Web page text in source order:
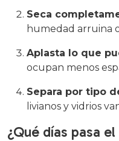
Seca
humedad arruina
Aplasta lo que
ocupan menos
Separa por tipo
livianos y vidrios
¿Qué días pasa